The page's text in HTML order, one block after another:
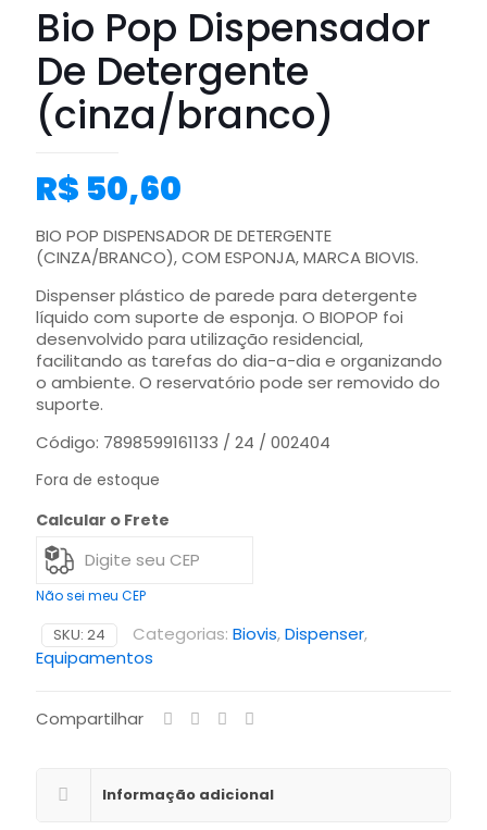
Bio Pop Dispensador
De Detergente
(cinza/branco)
R$ 50,60
BIO POP DISPENSADOR DE DETERGENTE
(CINZA/BRANCO), COM ESPONJA, MARCA BIOVIS.
Dispenser plástico de parede para detergente
líquido com suporte de esponja. O BIOPOP foi
desenvolvido para utilização residencial,
facilitando as tarefas do dia-a-dia e organizando
o ambiente. O reservatório pode ser removido do
suporte.
Código: 7898599161133 / 24 / 002404
Fora de estoque
Calcular o Frete
Não sei meu CEP
SKU: 24 Categorias: Biovis,Dispenser,
Equipamentos
Compartilhar
Informação adicional